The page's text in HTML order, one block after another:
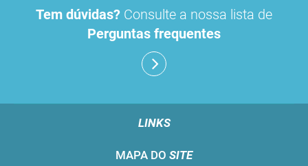
Tem dúvidas? Consulte a nossa lista de
Perguntas frequentes
LINKS
MAPA DO SITE